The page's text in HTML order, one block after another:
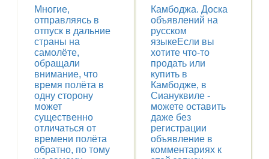
Многие,
отправляясь в
отпуск в дальние
страны на
самолёте,
обращали
внимание, что
время полёта в
одну сторону
может
существенно
отличаться от
времени полёта
обратно, по тому
Камбоджа. Доска
объявлений на
русском
языкеЕсли вы
хотите что-то
продать или
купить в
Камбодже, в
Сиануквиле -
можете оставить
даже без
регистрации
объявление в
комментариях к